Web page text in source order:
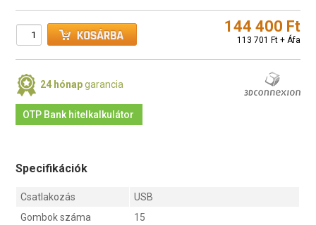
144 400 Ft
113 701 Ft + Áfa
24 hónapgarancia
OTP Bank hitelkalkulátor
Specifikációk
Csatlakozás
USB
Gombok száma
15